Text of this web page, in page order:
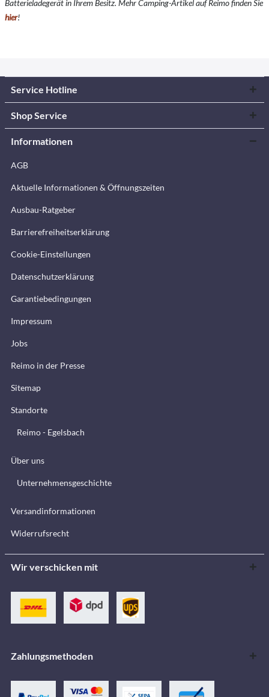
Batterieladegerät in Ihrem Besitz. Mehr Camping-Artikel auf Reimo finden Sie
hier!
Service Hotline
Shop Service
Informationen
AGB
Aktuelle Informationen & Öffnungszeiten
Ausbau-Ratgeber
Barrierefreiheitserklärung
Cookie-Einstellungen
Datenschutzerklärung
Garantiebedingungen
Impressum
Jobs
Reimo in der Presse
Sitemap
Standorte
Reimo - Egelsbach
Über uns
Unternehmensgeschichte
Versandinformationen
Widerrufsrecht
Wir verschicken mit
Zahlungsmethoden